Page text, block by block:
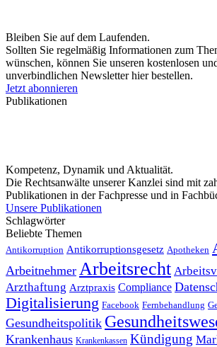
Bleiben Sie auf dem Laufenden.
Sollten Sie regelmäßig Informationen zum
wünschen, können Sie unseren kostenlosen
unverbindlichen Newsletter hier bestellen.
Jetzt abonnieren
Publikationen
Kompetenz, Dynamik und Aktualität.
Die Rechtsanwälte unserer Kanzlei sind mit
Publikationen in der Fachpresse und in
Unsere Publikationen
Schlagwörter
Beliebte Themen
Antikorruption Antikorruptionsgesetz Apotheken
Arbeitnehmer Arbeitsrecht
Arzthaftung Arztpraxis Compliance
Digitalisierung Facebook Fernbehandlung
Gesundheitspolitik
Krankenhaus Krankenkassen Kündigung